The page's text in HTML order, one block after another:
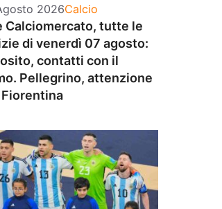
2026Categorie
Calcio
Calciomercato, tutte le
di venerdì 07 agosto:
contatti con il
Pellegrino, attenzione